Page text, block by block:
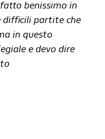
benissimo in
difficili partite che
in questo
e devo dire